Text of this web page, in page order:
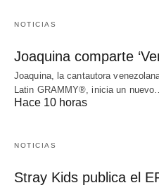
NOTICIAS
Joaquina comparte
Joaquina, la cantautora
Latin GRAMMY®, inicia un nuevo…
Hace 10 horas
NOTICIAS
Stray Kids publica el